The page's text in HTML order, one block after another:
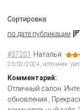
Сортировка:
по дате публикации
#37201 Наталья.
23/02/2024, источник:
Комментарий:
Отличный салон.
обновления ,